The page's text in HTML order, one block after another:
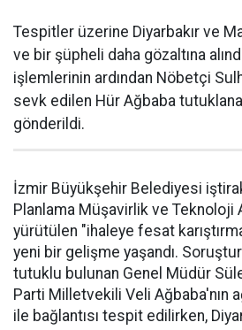
Tespitler üzerine Diyarbakır ve
ve bir şüpheli daha gözaltına
işlemlerinin ardından Nöbetçi
sevk edilen Hür Ağbaba
gönderildi.
İzmir Büyükşehir Belediyesi
Planlama Müşavirlik ve Teknoloji
yürütülen "ihaleye fesat
yeni bir gelişme yaşandı.
tutuklu bulunan Genel Müdür
Parti Milletvekili Veli Ağbaba'nın
ile bağlantısı tespit edilirken,